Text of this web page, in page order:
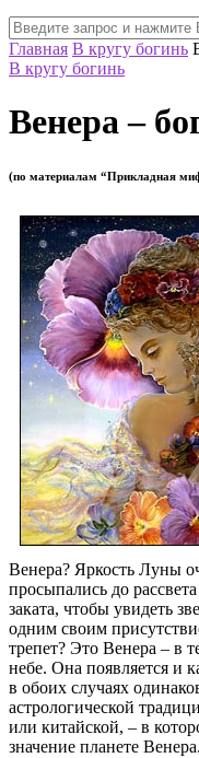
Главная В кругу богинь
В кругу богинь
Венера –
(по материалам “Прикладная
Венера? Яркость Луны
просыпались до
заката, чтобы увидеть
одним своим
трепет? Это Венера – в
небе. Она появляется и
в обоих случаях
астрологической
или китайской, – в
значение планете Венера.